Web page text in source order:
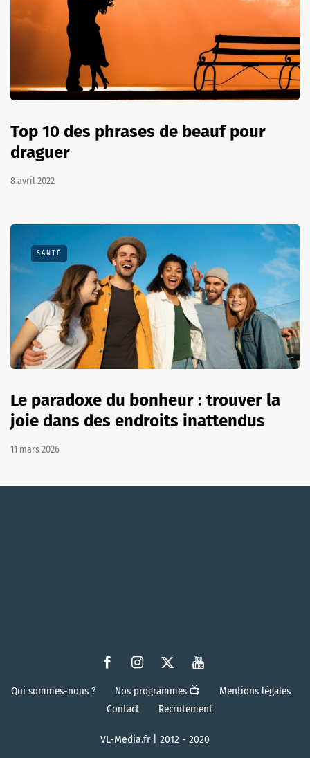
Top 10 des phrases de beauf pour
draguer
8 avril 2022
SANTÉ
Le paradoxe du bonheur : trouver la
joie dans des endroits inattendus
11 mars 2026
Qui sommes-nous ? Nos programmes 📺
Mentions légales
Contact
Recrutement
VL-Media.fr | 2012 - 2020